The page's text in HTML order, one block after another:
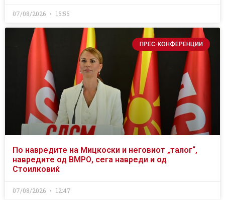
07/08/2026 15:55
ПРЕС-КОНФЕРЕНЦИИ
По навредите на Мицкоски и неговиот „талог“,
навредите од ВМРО, сега навреди и од
Стоилковиќ
07/08/2026 12:47